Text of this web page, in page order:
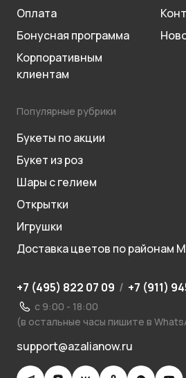
Оплата
Бонусная программа
Корпоративным
клиентам
Популярные рубрики
Букеты по акции
Букет из роз
Шары с гелием
Открытки
Игрушки
Доставка цветов по районам
+7 (495) 822 07 09 / +7 (911)
с 9:00 - 18:00
(в остальные часы пишите в
support@azalianow.ru